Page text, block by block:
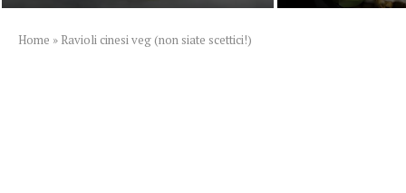
Home » Ravioli cinesi veg (non siate scettici!)